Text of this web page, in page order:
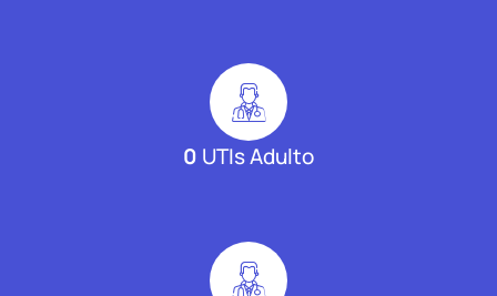
0 UTIs Adulto